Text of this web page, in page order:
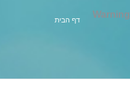
Warning
אתה כאן:
דף הבית